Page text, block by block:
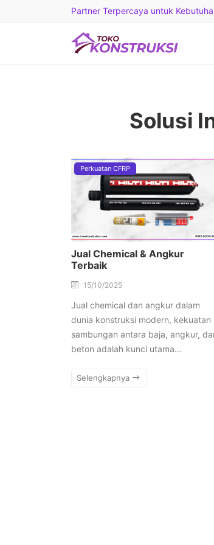
Partner Terpercaya untuk
Solusi
Perkuatan CFRP
Jual Chemical & Angkur
Terbaik
15/10/2025
Jual chemical dan angkur dalam
dunia konstruksi modern, kekuatan
sambungan antara baja, angkur,
beton adalah kunci utama…
Selengkapnya